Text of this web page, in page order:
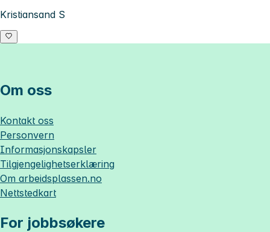
Kristiansand S
Om oss
Kontakt oss
Personvern
Informasjonskapsler
Tilgjengelighetserklæring
Om arbeidsplassen.no
Nettstedkart
For jobbsøkere